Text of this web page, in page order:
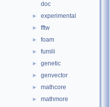
doc
► experimental
► fftw
► foam
► fumili
► genetic
► genvector
► mathcore
► mathmore